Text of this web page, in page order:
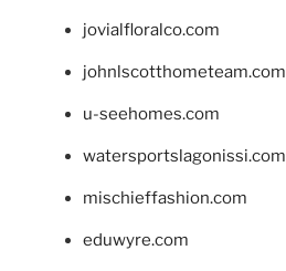
jovialfloralco.com
johnlscotthometeam.com
u-seehomes.com
watersportslagonissi.com
mischieffashion.com
eduwyre.com